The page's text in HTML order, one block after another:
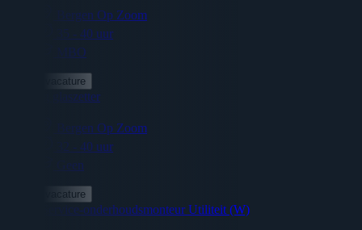
Bergen Op Zoom
35 - 40 uur
MBO
Bekijk vacature
Leerling glaszetter
Bergen Op Zoom
32 - 40 uur
Geen
Bekijk vacature
Junior Service-onderhoudsmonteur Utiliteit (W)